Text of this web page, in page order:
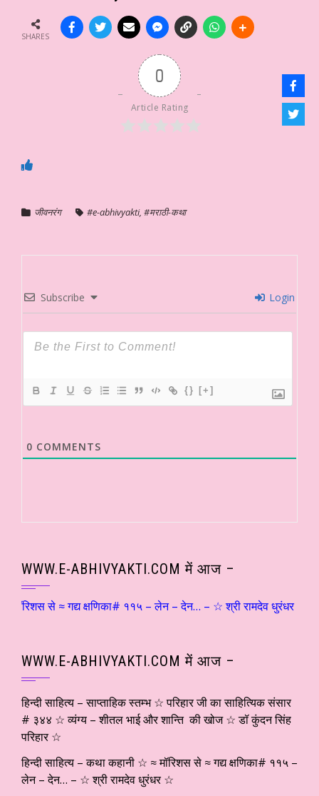
SHARES
0
Article Rating
जीवनरंग #e-abhivyakti, #मराठी-कथा
Subscribe Login
{} [+]
0 COMMENTS
WWW.E-ABHIVYAKTI.COM में आज –
से ≈ गद्य क्षणिका# ११५ – लेन – देन… – ☆ श्री रामदेव धुरंधर
WWW.E-ABHIVYAKTI.COM में आज –
हिन्दी साहित्य – साप्ताहिक स्तम्भ ☆ परिहार जी का साहित्यिक संसार
# ३४४ ☆ व्यंग्य – शीतल भाई और शान्ति की खोज ☆ डॉ कुंदन सिंह
परिहार ☆
हिन्दी साहित्य – कथा कहानी ☆ ≈ मॉरिशस से ≈ गद्य क्षणिका# ११५ –
लेन – देन… – ☆ श्री रामदेव धुरंधर ☆